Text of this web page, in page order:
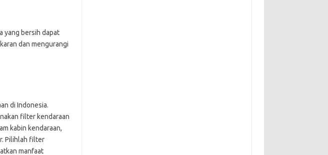
yang bersih dapat
dan mengurangi
di Indonesia.
filter kendaraan
kabin kendaraan,
Pilihlah filter
manfaat